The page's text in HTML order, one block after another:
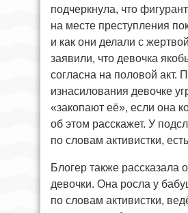
подчеркнула, что
на месте преступления
и как они делали с
заявили, что девочка
согласна на половой акт.
изнасилования девочке
«закопают её», если она
об этом расскажет. У
по словам активистки,
Блогер также рассказала
девочки. Она росла у
по словам активистки,